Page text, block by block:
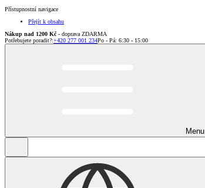
Přístupnostní navigace
Přejít k obsahu
Nákup nad 1200 Kč - doprava ZDARMA
Potřebujete poradit?:+420 277 001 234Po - Pá: 6:30 - 15:00
Menu